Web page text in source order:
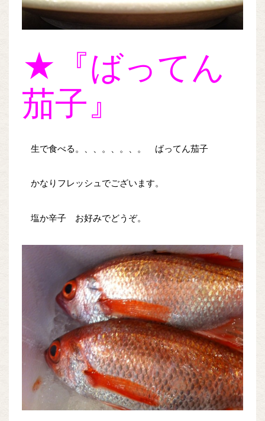
★『ばってん
茄子』
生で食べる。、、。、。、。 ばってん茄子
かなりフレッシュでございます。
塩か辛子 お好みでどうぞ。